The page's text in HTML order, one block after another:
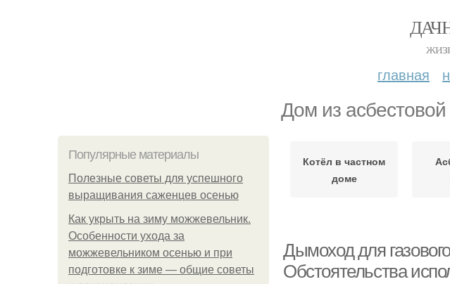
главная
Дом из
Популярные материалы
Полезные советы для успешного
выращивания саженцев осенью
Как укрыть на зиму можжевельник.
Особенности ухода за
можжевельником осенью и при
подготовке к зиме — общие советы
Котёл в частном
доме
Дымоход для
Обстоятельства